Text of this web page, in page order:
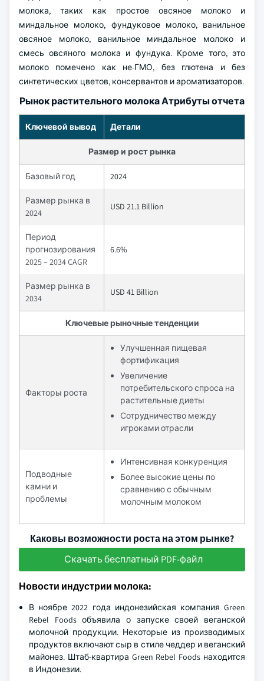
молока, таких как простое овсяное молоко и
миндальное молоко, фундуковое молоко, ванильное
овсяное молоко, ванильное миндальное молоко и
смесь овсяного молока и фундука. Кроме того, это
молоко помечено как не-ГМО, без глютена и без
синтетических цветов, консервантов и ароматизаторов.
Рынок растительного молока Атрибуты отчета
Ключевой вывод Детали
Размер и рост рынка
Базовый год 2024
Размер рынка в
2024
USD 21.1 Billion
Период
прогнозирования
2025 – 2034 CAGR
6.6%
Размер рынка в
2034
USD 41 Billion
Ключевые рыночные тенденции
Факторы роста
Улучшенная пищевая
фортификация
Увеличение
потребительского спроса на
растительные диеты
Сотрудничество между
игроками отрасли
Подводные
камни и
проблемы
Интенсивная конкуренция
Более высокие цены по
сравнению с обычным
молочным молоком
Каковы возможности роста на этом рынке?
Скачать бесплатный PDF-файл
Новости индустрии молока:
В ноябре 2022 года индонезийская компания Green
Rebel Foods объявила о запуске своей веганской
молочной продукции. Некоторые из производимых
продуктов включают сыр в стиле чеддер и веганский
майонез. Штаб-квартира Green Rebel Foods находится
в Индонезии.